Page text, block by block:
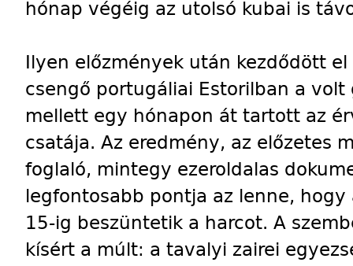
hónap végéig az utolsó kubai is
Ilyen előzmények után kezdődött
csengő portugáliai Estorilban a
mellett egy hónapon át tartott az
csatája. Az eredmény, az előzetes
foglaló, mintegy ezeroldalas
legfontosabb pontja az lenne,
15-ig beszüntetik a harcot. A
kísért a múlt: a tavalyi zairei